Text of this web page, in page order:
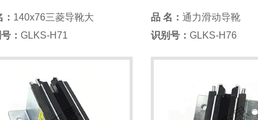
140x76三菱导靴大
： GLKS-H71
品 名： 通力滑动导靴
识别号： GLKS-H76